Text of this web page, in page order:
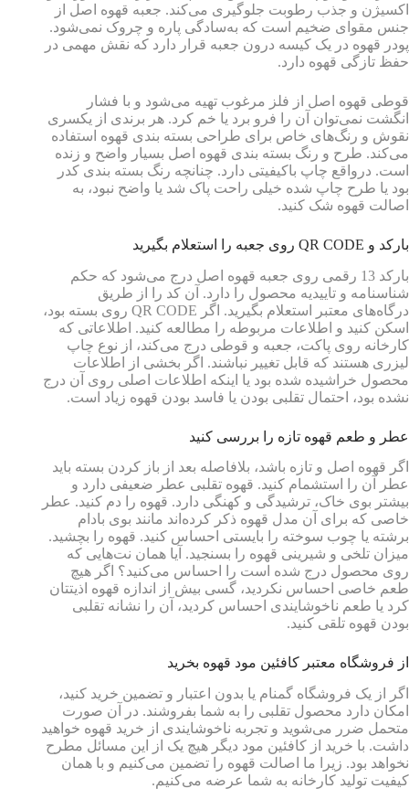
اکسیژن و جذب رطوبت جلوگیری می‌کند. جعبه قهوه اصل از
جنس مقوای ضخیم است که به‌سادگی پاره و چروک نمی‌شود.
پودر قهوه در یک کیسه درون جعبه قرار دارد که نقش مهمی در
حفظ تازگی قهوه دارد.
قوطی قهوه اصل از فلز مرغوب تهیه می‌شود و با فشار
انگشت نمی‌توان آن را فرو برد یا خم کرد. هر برندی از یکسری
نقوش و رنگ‌های خاص برای طراحی بسته بندی قهوه استفاده
می‌کند. طرح و رنگ بسته بندی قهوه اصل بسیار واضح و زنده
است. درواقع چاپ باکیفیتی دارد. چنانچه رنگ بسته بندی کدر
بود یا طرح چاپ شده خیلی راحت پاک شد یا واضح نبود، به
اصالت قهوه شک کنید.
بارکد و QR CODE روی جعبه را استعلام بگیرید
بارکد 13 رقمی روی جعبه قهوه اصل درج می‌شود که حکم
شناسنامه و تاییدیه محصول را دارد. آن کد را از طریق
درگاه‌های معتبر استعلام بگیرید. اگر QR CODE روی بسته بود،
اسکن کنید و اطلاعات مربوطه را مطالعه کنید. اطلاعاتی که
کارخانه روی پاکت، جعبه و قوطی درج می‌کند، از نوع چاپ
لیزری هستند که قابل تغییر نباشند. اگر بخشی از اطلاعات
محصول خراشیده شده بود یا اینکه اطلاعات اصلی روی آن درج
نشده بود، احتمال تقلبی بودن یا فاسد بودن قهوه زیاد است.
عطر و طعم قهوه تازه را بررسی کنید
اگر قهوه اصل و تازه باشد، بلافاصله بعد از باز کردن بسته باید
عطر آن را استشمام کنید. قهوه تقلبی عطر ضعیفی دارد و
بیشتر بوی خاک، ترشیدگی و کهنگی دارد. قهوه را دم کنید. عطر
خاصی که برای آن مدل قهوه ذکر کرده‌اند مانند بوی بادام
برشته یا چوب سوخته را بایستی احساس کنید. قهوه را بچشید.
میزان تلخی و شیرینی قهوه را بسنجید. آیا همان نت‌هایی که
روی محصول درج شده است را احساس می‌کنید؟ اگر هیچ
طعم خاصی احساس نکردید، گسی بیش از اندازه قهوه اذیتتان
کرد یا طعم ناخوشایندی احساس کردید، آن را نشانه تقلبی
بودن قهوه تلقی کنید.
از فروشگاه معتبر کافئین مود قهوه بخرید
اگر از یک فروشگاه گمنام یا بدون اعتبار و تضمین خرید کنید،
امکان دارد محصول تقلبی را به شما بفروشند. در آن صورت
متحمل ضرر می‌شوید و تجربه ناخوشایندی از خرید قهوه خواهید
داشت. با خرید از کافئین مود دیگر هیچ یک از این مسائل مطرح
نخواهد بود. زیرا ما اصالت قهوه را تضمین می‌کنیم و با همان
کیفیت تولید کارخانه به شما عرضه می‌کنیم.